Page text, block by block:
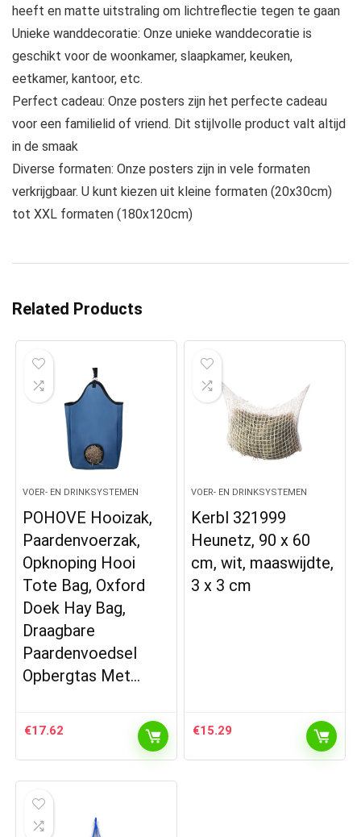
heeft en matte uitstraling om lichtreflectie tegen te gaan
Unieke wanddecoratie: Onze unieke wanddecoratie is
geschikt voor de woonkamer, slaapkamer, keuken,
eetkamer, kantoor, etc.
Perfect cadeau: Onze posters zijn het perfecte cadeau
voor een familielid of vriend. Dit stijlvolle product valt altijd
in de smaak
Diverse formaten: Onze posters zijn in vele formaten
verkrijgbaar. U kunt kiezen uit kleine formaten (20x30cm)
tot XXL formaten (180x120cm)
Related Products
VOER- EN DRINKSYSTEMEN
POHOVE Hooizak,
Paardenvoerzak,
Opknoping Hooi
Tote Bag, Oxford
Doek Hay Bag,
Draagbare
Paardenvoedsel
Opbergtas Met…
€17.62
VOER- EN DRINKSYSTEMEN
Kerbl 321999
Heunetz, 90 x 60
cm, wit, maaswijdte,
3 x 3 cm
€15.29